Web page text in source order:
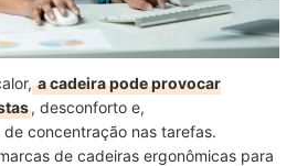
a cadeira pode provocar
, desconforto e,
concentração nas tarefas.
de cadeiras ergonômicas para